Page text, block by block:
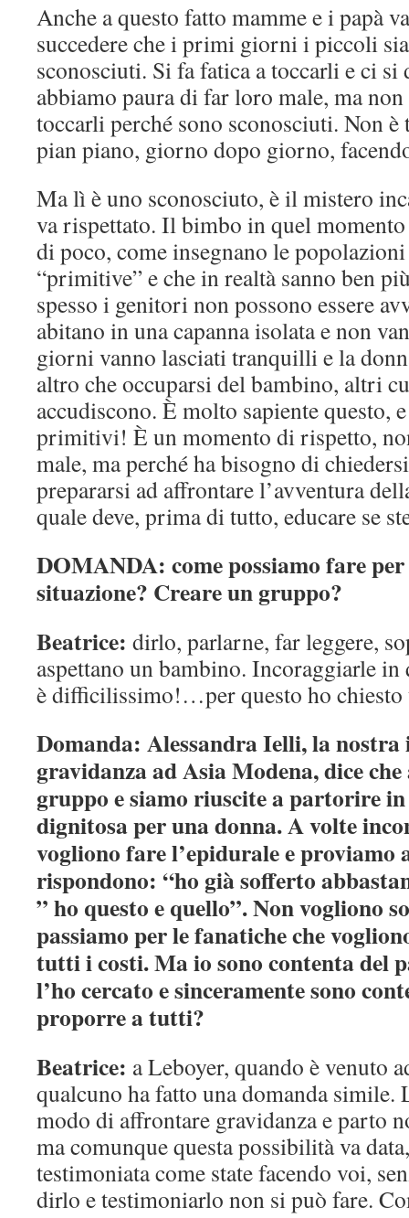
Anche a questo fatto mamme e i papà
succedere che i primi giorni i piccoli
sconosciuti. Si fa fatica a toccarli e ci si
abbiamo paura di far loro male, ma
toccarli perché sono sconosciuti. Non
pian piano, giorno dopo giorno,
Ma lì è uno sconosciuto, è il mistero
va rispettato. Il bimbo in quel
di poco, come insegnano le
“primitive” e che in realtà sanno ben
spesso i genitori non possono essere
abitano in una capanna isolata e non
giorni vanno lasciati tranquilli e la
altro che occuparsi del bambino, altri
accudiscono. È molto sapiente questo,
primitivi! È un momento di rispetto,
male, ma perché ha bisogno di
prepararsi ad affrontare l’avventura
quale deve, prima di tutto, educare se
DOMANDA: come possiamo fare
situazione? Creare un gruppo?
Beatrice: dirlo, parlarne, far leggere,
aspettano un bambino. Incoraggiarle in
è difficilissimo!…per questo ho chiesto
Domanda: Alessandra Ielli, la nostra
gravidanza ad Asia Modena, dice
gruppo e siamo riuscite a partorire
dignitosa per una donna. A volte
vogliono fare l’epidurale e proviamo
rispondono: “ho già sofferto
” ho questo e quello”. Non vogliono
passiamo per le fanatiche che
tutti i costi. Ma io sono contenta del
l’ho cercato e sinceramente sono
proporre a tutti?
Beatrice: a Leboyer, quando è venuto
qualcuno ha fatto una domanda simile.
modo di affrontare gravidanza e parto
ma comunque questa possibilità va
testimoniata come state facendo voi,
dirlo e testimoniarlo non si può fare.